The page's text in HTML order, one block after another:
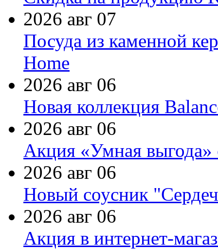
2026 авг 07
Посуда из каменной
Home
2026 авг 06
Новая коллекция
2026 авг 06
Акция «Умная выгода»
2026 авг 06
Новый соусник
2026 авг 06
Акция в интернет-